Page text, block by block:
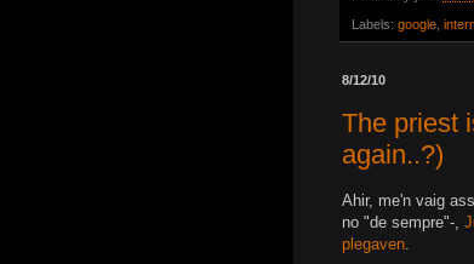
Labels: google,
8/12/10
The priest
again..?)
Ahir, me'n vaig
no "de sempre"-,
plegaven.